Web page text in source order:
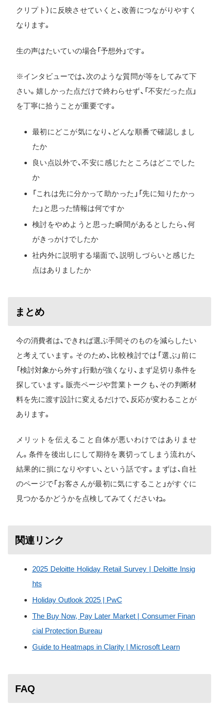
クリプト）に反映させていくと、改善につながりやすく
なります。
生の声はたいていの場合「予想外」です。
※インタビューでは、次のような質問が等をしてみて下
さい。嬉しかった点だけで終わらせず、「不安だった点」
を丁寧に拾うことが重要です。
最初にどこが気になり、どんな順番で確認しまし
たか
良い点以外で、不安に感じたところはどこでした
か
「これは先に分かって助かった」「先に知りたかっ
た」と思った情報は何ですか
検討をやめようと思った瞬間があるとしたら、何
がきっかけでしたか
社内外に説明する場面で、説明しづらいと感じた
点はありましたか
まとめ
今の消費者は、できれば選ぶ手間そのものを減らしたい
と考えています。そのため、比較検討では「選ぶ」前に
「検討対象から外す」行動が強くなり、まず足切り条件を
探しています。販売ページや営業トークも、その判断材
料を先に渡す設計に変えるだけで、反応が変わることが
あります。
メリットを伝えること自体が悪いわけではありませ
ん。条件を後出しにして期待を裏切ってしまう流れが、
結果的に損になりやすい、という話です。まずは、自社
のページで「お客さんが最初に気にすること」がすぐに
見つかるかどうかを点検してみてくださいね。
関連リンク
2025 Deloitte Holiday Retail Survey | Deloitte Insig
hts
Holiday Outlook 2025 | PwC
The Buy Now, Pay Later Market | Consumer Finan
cial Protection Bureau
Guide to Heatmaps in Clarity | Microsoft Learn
FAQ